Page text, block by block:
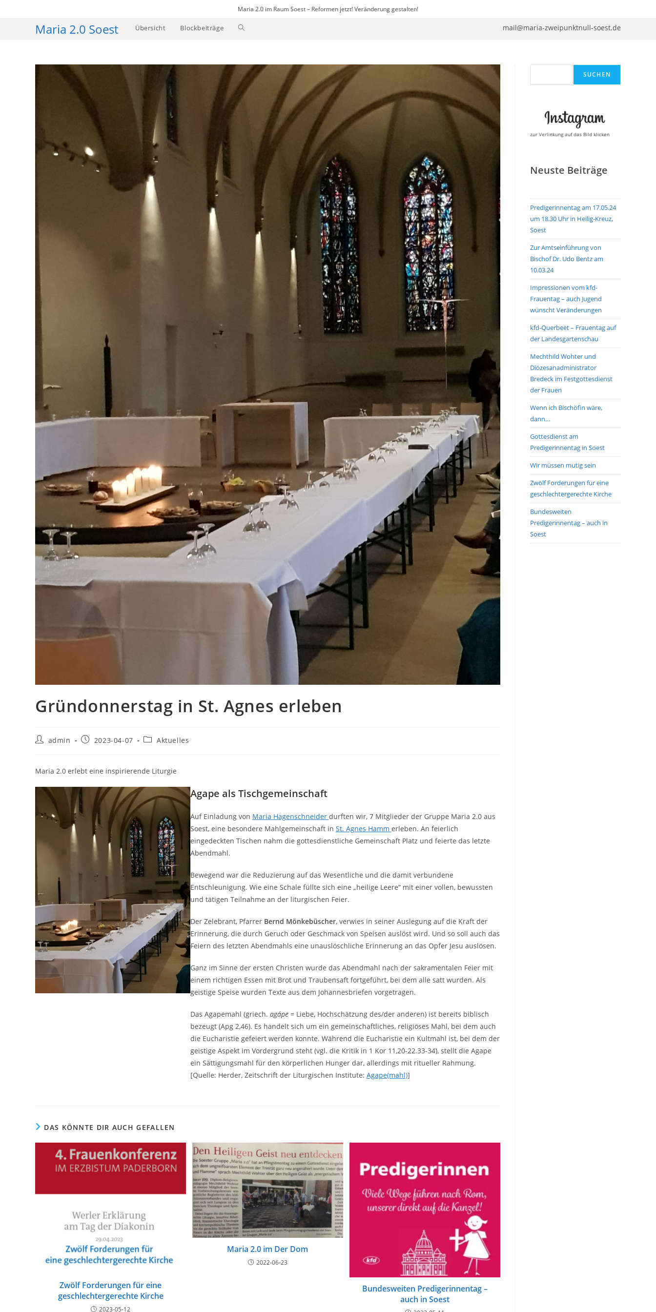
Maria 2.0 im Raum Soest – Reformen jetzt! Veränderung gestalten!
Maria 2.0 Soest mail@maria-zweipunktnull-soest.de
Übersicht Blockbeiträge
Website-
umschalten
Gründonnerstag in St. Agnes erleben
Beitrags-
admin
Beitrag2023-04-07
Beitrags-
Aktuelles
Maria 2.0 erlebt eine inspirierende Liturgie
Agape als Tischgemeinschaft
Auf Einladung von Maria Hagenschneider durften wir, 7 Mitglieder der Gruppe Maria 2.0 aus
Soest, eine besondere Mahlgemeinschaft in St. Agnes Hamm erleben. An feierlich
eingedeckten Tischen nahm die gottesdienstliche Gemeinschaft Platz und feierte das letzte
Abendmahl.
Bewegend war die Reduzierung auf das Wesentliche und die damit verbundene
Entschleunigung. Wie eine Schale füllte sich eine „heilige Leere“ mit einer vollen, bewussten
und tätigen Teilnahme an der liturgischen Feier.
Der Zelebrant, Pfarrer Bernd Mönkebüscher, verwies in seiner Auslegung auf die Kraft der
Erinnerung, die durch Geruch oder Geschmack von Speisen auslöst wird. Und so soll auch das
Feiern des letzten Abendmahls eine unauslöschliche Erinnerung an das Opfer Jesu auslösen.
Ganz im Sinne der ersten Christen wurde das Abendmahl nach der sakramentalen Feier mit
einem richtigen Essen mit Brot und Traubensaft fortgeführt, bei dem alle satt wurden. Als
geistige Speise wurden Texte aus dem Johannesbriefen vorgetragen.
Das Agapemahl (griech. agápe= Liebe, Hochschätzung des/der anderen) ist bereits biblisch
bezeugt (Apg 2,46). Es handelt sich um ein gemeinschaftliches, religiöses Mahl, bei dem auch
die Eucharistie gefeiert werden konnte. Während die Eucharistie ein Kultmahl ist, bei dem der
geistige Aspekt im Vordergrund steht (vgl. die Kritik in 1 Kor 11,20-22.33-34), stellt die Agape
ein Sättigungsmahl für den körperlichen Hunger dar, allerdings mit ritueller Rahmung.
[Quelle: Herder, Zeitschrift der Liturgischen Institute: Agape(mahl)]
DAS KÖNNTE DIR AUCH GEFALLEN
Zwölf Forderungen für eine
geschlechtergerechte Kirche
2023-05-12
Maria 2.0 im Der Dom
2022-06-23
Bundesweiten Predigerinnentag –
auch in Soest
SUCHEN
zur Verlinkung auf das Bild klicken
Neuste Beiträge
Predigerinnentag am 17.05.24
um 18.30 Uhr in Heilig-Kreuz,
Soest
Zur Amtseinführung von
Bischof Dr. Udo Bentz am
10.03.24
Impressionen vom kfd-
Frauentag – auch Jugend
wünscht Veränderungen
kfd-Querbeet – Frauentag auf
der Landesgartenschau
Mechthild Wohter und
Diözesanadministrator
Bredeck im Festgottesdienst
der Frauen
Wenn ich Bischöfin wäre,
dann…
Gottesdienst am
Predigerinnentag in Soest
Wir müssen mutig sein
Zwölf Forderungen für eine
geschlechtergerechte Kirche
Bundesweiten
Predigerinnentag – auch in
Soest